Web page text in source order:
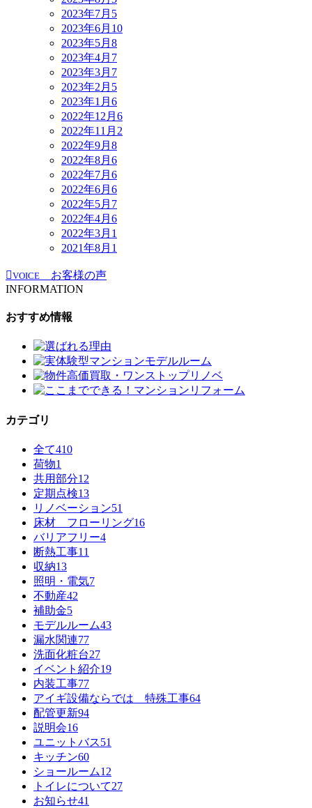
2023年7月 5
2023年6月 10
2023年5月 8
2023年4月 7
2023年3月 7
2023年2月 5
2023年1月 6
2022年12月 6
2022年11月 2
2022年9月 8
2022年8月 6
2022年7月 6
2022年6月 6
2022年5月 7
2022年4月 6
2022年3月 1
2021年8月 1
VOICE
お客様の声
INFORMATION
おすすめ情報
カテゴリ
全て410
荷物1
共用部分12
定期点検13
リノベーション51
床材 フローリング16
バリアフリー4
断熱工事11
収納13
照明・電気7
不動産42
補助金5
モデルルーム43
漏水関連77
洗面化粧台27
イベント紹介19
内装工事77
アイギ設備ならでは 特殊工事64
配管更新94
説明会16
ユニットバス51
キッチン60
ショールーム12
トイレについて27
お知らせ41